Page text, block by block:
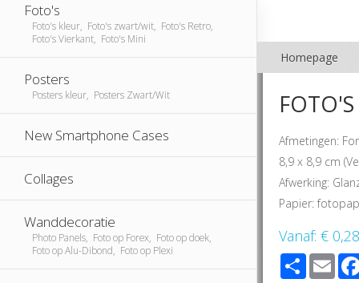
Foto's
Foto's kleur, Foto's zwart/wit, Foto's Retro,
Foto's Vierkant, Foto's Mini
Posters
Posters kleur, Posters Zwart/Wit
New Smartphone Cases
Collages
Wanddecoratie
Photo Panels, Foto op Forex, Foto op doek,
Foto op Alu-Dibond, Foto op Plexi
Homepage
Afmetingen:
8,9 x 8,9 cm
Afwerking:
Papier:
Vanaf:€
Share